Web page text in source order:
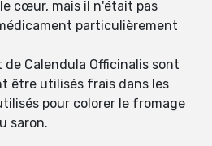
cœur, mais il n'était pas
particulièrement
Calendula Officinalis sont
être utilisés frais dans les
pour colorer le fromage
saron.